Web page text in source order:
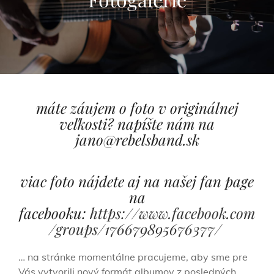
máte záujem o foto v originálnej
veľkosti? napíšte nám na
jano@rebelsband.sk
viacfoto nájdete aj na našej fan page
na
facebooku: https://www.facebook.com
/groups/176679895676377/
… na stránke momentálne pracujeme, aby sme pre
Vás vytvorili nový formát albumov z posledných